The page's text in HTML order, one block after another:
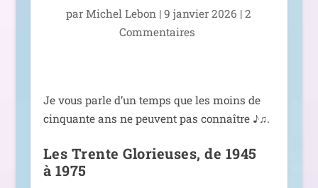
parMichel Lebon |9 jan­vier 2026 |2
Commentaires
Je vous parle d’un temps que les moins de
cin­quante ans ne peuvent pas connaître ♪♫.
Les Trente Glorieuses, de 1945
à 1975